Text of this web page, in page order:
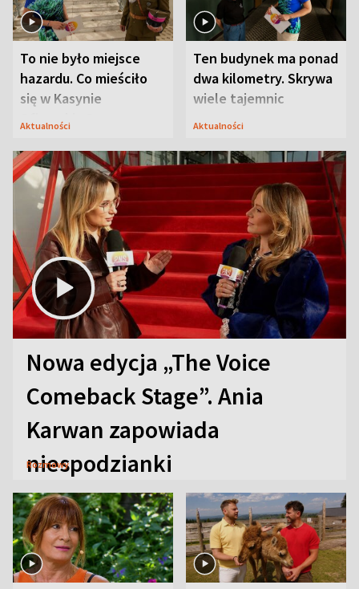
To nie było miejsce
hazardu. Co mieściło
się w Kasynie
Oficerskim?
Aktualności
Ten budynek ma ponad
dwa kilometry. Skrywa
wiele tajemnic
Aktualności
Nowa edycja „The Voice
Comeback Stage”. Ania
Karwan zapowiada
niespodzianki
Rozmowy